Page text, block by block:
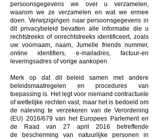
persoonsgegevens we over u verzamelen,
waarom we ze verzamelen en wat we ermee
doen. Verwijzigingen naar persoonsgegevens in
dit privacybeleid bevatten alle informatie die u
rechtstreeks of onrechtstreeks identificeert, zoals
uw voornaam, naam, Jumelle friends nummer,
online identifiers, e-mailadres, factuur-en
leveringsadres of vorige aankopen.
Merk op dat dit beleid samen met andere
beleidsmaatregelen en procedures van
toepassing is. Het legt voor niemand contractuele
of wettelijke rechten vast, maar het is bedoeld om
de naleving te verzekeren van de Verordening
(EU) 2016/679 van het Europees Parlement en
de Raad van 27 april 2016 betreffende
de bescherming van natuurlijke personen in